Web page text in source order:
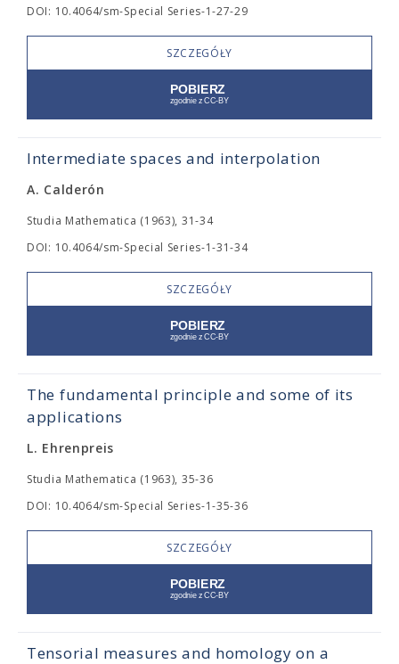
DOI: 10.4064/sm-Special Series-1-27-29
SZCZEGÓŁY
Intermediate spaces and interpolation
A. Calderón
Studia Mathematica (1963), 31-34
DOI: 10.4064/sm-Special Series-1-31-34
SZCZEGÓŁY
The fundamental principle and some of its
applications
L. Ehrenpreis
Studia Mathematica (1963), 35-36
DOI: 10.4064/sm-Special Series-1-35-36
SZCZEGÓŁY
Tensorial measures and homology on a